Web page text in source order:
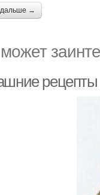
дальше →
рецепты